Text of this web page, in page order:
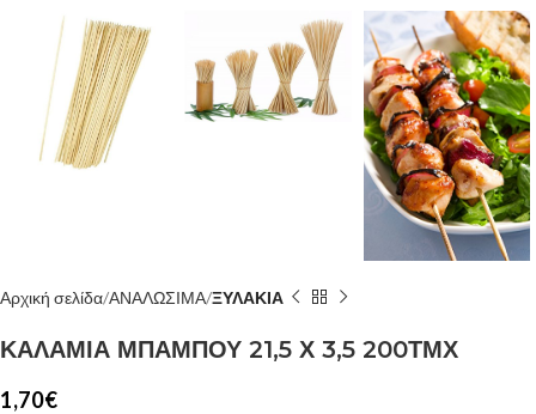
Αρχική σελίδα ΑΝΑΛΩΣΙΜΑ ΞΥΛΑΚΙΑ
ΚΑΛΑΜΙΑ ΜΠΑΜΠΟΥ 21,5 Χ 3,5 200ΤΜΧ
1,70€